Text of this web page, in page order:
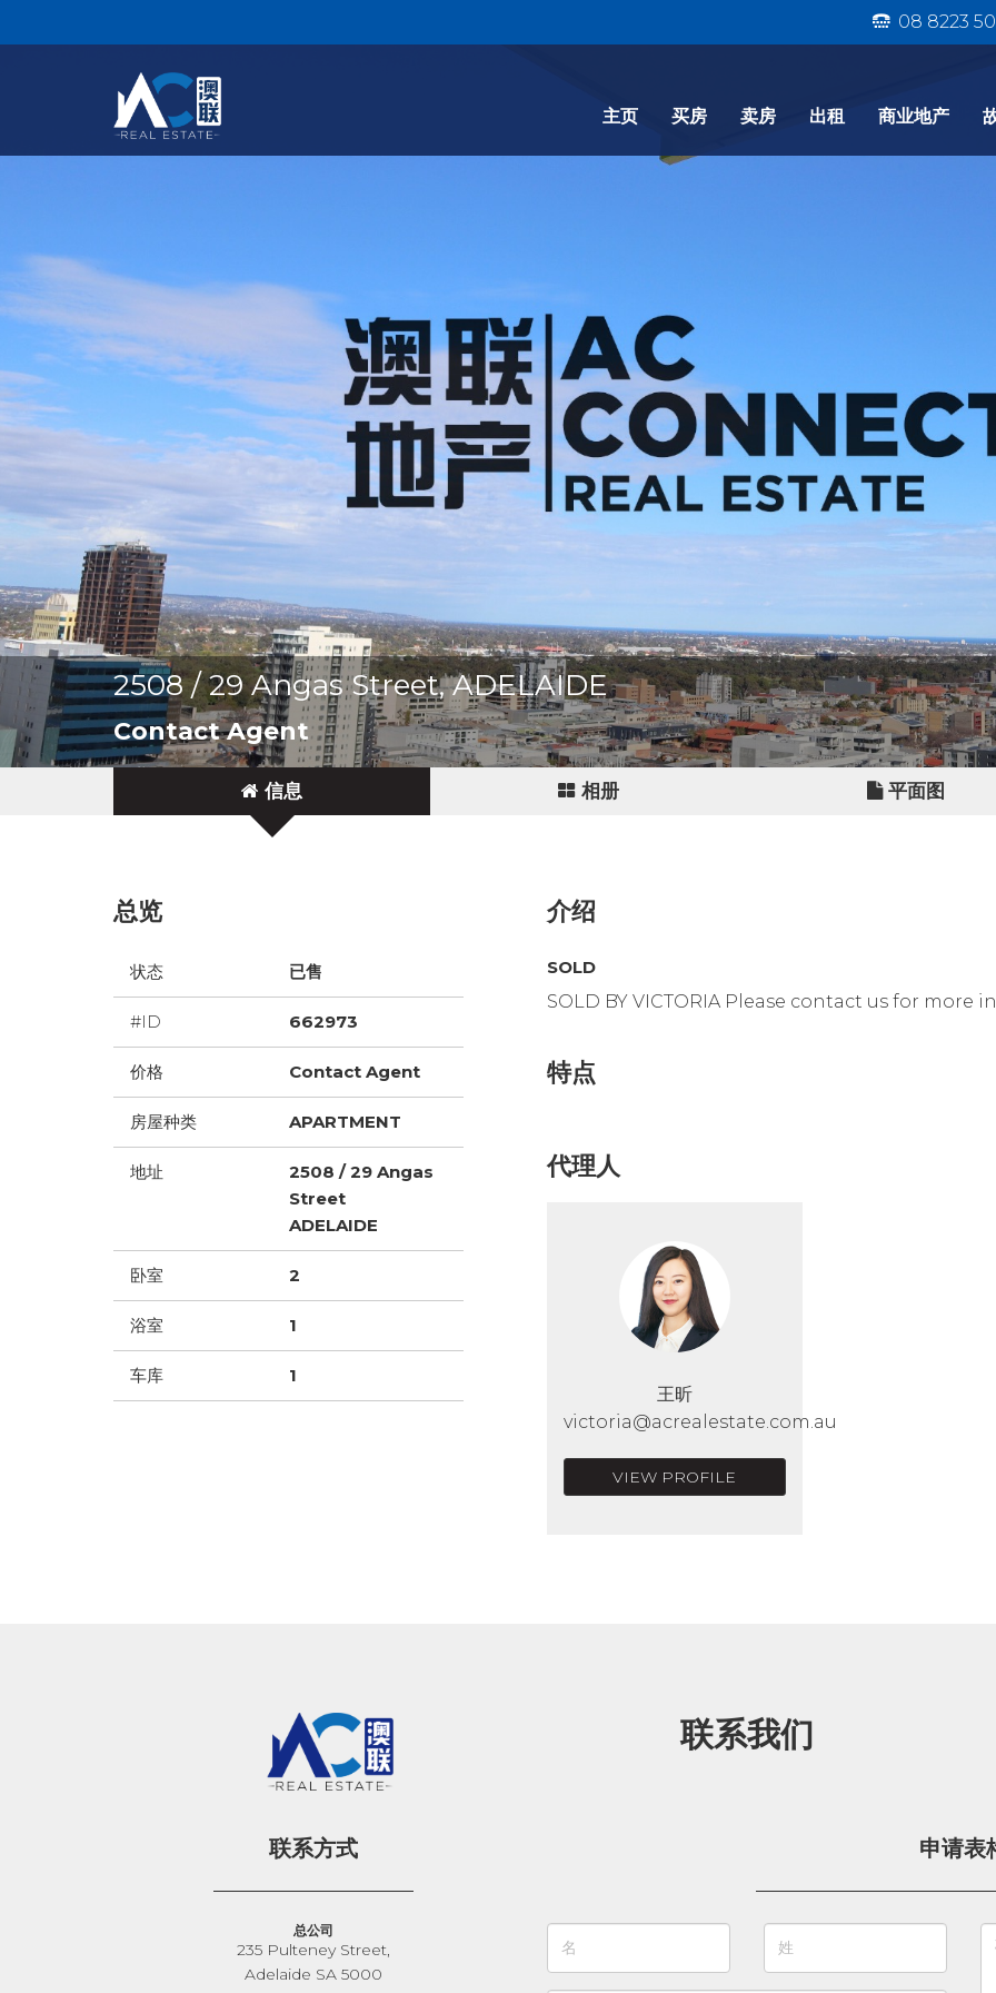
08 8223
主页 买房 卖房 出租 商业地产
2508 / 29 Angas Street, ADELAIDE
Contact Agent
信息 相册 平面图
总览
状态 已售
#ID 662973
价格 Contact Agent
房屋种类 APARTMENT
地址
2508 / 29 Angas
Street
ADELAIDE
卧室 2
浴室 1
车库 1
介绍
SOLD
SOLD BY VICTORIA Please contact us for more
特点
代理人
王昕
victoria@acrealestate.com.au
VIEW PROFILE
联系我们
联系方式
总公司
235 Pulteney Street,
Adelaide SA 5000
申请表